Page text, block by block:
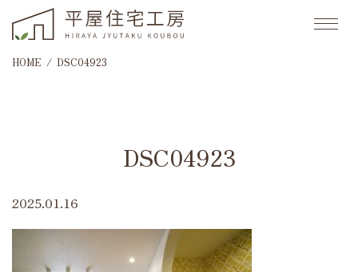
HOME DSC04923
DSC04923
2025.01.16